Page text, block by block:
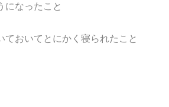
になったこと
ておいてとにかく寝られたこと